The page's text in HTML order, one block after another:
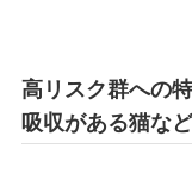
高リスク群への
吸収がある猫など